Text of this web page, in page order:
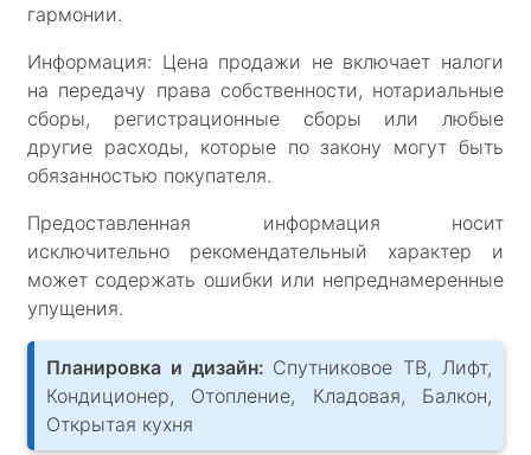
гармонии.
Информация: Цена продажи не включает налоги
на передачу права собственности, нотариальные
сборы, регистрационные сборы или любые
другие расходы, которые по закону могут быть
обязанностью покупателя.
Предоставленная информация носит
исключительно рекомендательный характер и
может содержать ошибки или непреднамеренные
упущения.
Планировка и дизайн: Спутниковое ТВ, Лифт,
Кондиционер, Отопление, Кладовая, Балкон,
Открытая кухня